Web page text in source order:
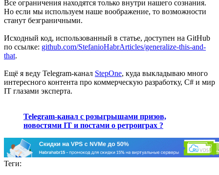
Все ограничения находятся только внутри нашего сознания.
Но если мы используем наше воображение, то возможности
станут безграничными.
Исходный код, использованный в статье, доступен на GitHub
по ссылке: github.com/StefanioHabrArticles/generalize-this-and-
that.
Ещё я веду Telegram-канал StepOne, куда выкладываю много
интересного контента про коммерческую разработку, C# и мир
IT глазами эксперта.
Telegram-канал с розыгрышами призов,
новостями IT и постами о ретроиграх ?️
Теги: